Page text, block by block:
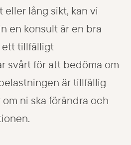
Logga in
lång sikt, kan vi
en konsult är en bra
ett tillfälligt
svårt för att bedöma om
är tillfällig
ni ska förändra och